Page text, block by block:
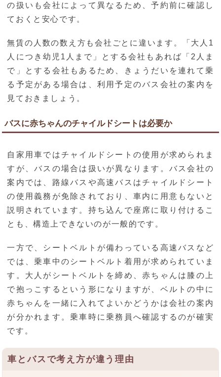
の扱いも会社によって異なるため、予約前に確認し
ておくと安心です。
無賃の人数の数え方も会社ごとに違います。「大人1
人につき幼児1人まで」とする会社もあれば「2人ま
で」とする会社もあるため、きょうだいを連れて乗
る予定がある場合は、利用予定のバス会社の案内を
見ておきましょう。
バスに赤ちゃんのチャイルドシートは必要か
自家用車ではチャイルドシートの使用が求められま
すが、バスの場合は扱いが異なります。バス会社の
案内では、路線バスや高速バスはチャイルドシート
の使用義務が免除されており、車内に用意もないと
説明されています。持ち込んで座席に取り付けるこ
とも、構造上できないのが一般的です。
一方で、シートベルトが備わっている高速バスなど
では、乗車中のシートベルト着用が求められていま
す。大人がシートベルトを締め、赤ちゃんは膝の上
で抱っこするという形になりますが、ベルトの中に
赤ちゃんを一緒に入れてよいかどうかは会社の案内
が分かれます。乗車時に乗務員へ確認するのが確実
です。
車とバスで考え方が違う理由